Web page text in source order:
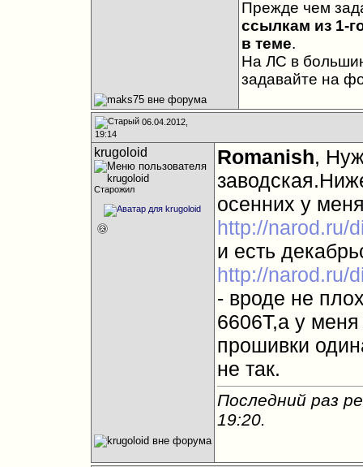
Прежде чем
ссылкам из 1-
в теме.
На ЛС в
задавайте на
06.04.2012,
19:14
krugoloid
Старожил
Romanish,
осенних у
http://narod.ru/
и есть
http://narod.ru/
- вроде не
6606Т,а у
прошивки
не так.
Последний раз
19:20.